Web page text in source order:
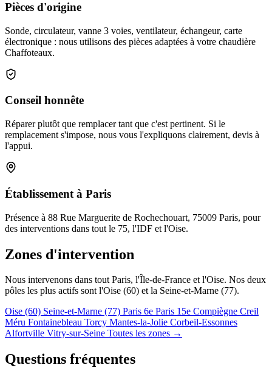
Pièces d'origine
Sonde, circulateur, vanne 3 voies, ventilateur, échangeur, carte
électronique : nous utilisons des pièces adaptées à votre chaudière
Chaffoteaux.
Conseil honnête
Réparer plutôt que remplacer tant que c'est pertinent. Si le
remplacement s'impose, nous vous l'expliquons clairement, devis à
l'appui.
Établissement à Paris
Présence à 88 Rue Marguerite de Rochechouart, 75009 Paris, pour
des interventions dans tout le 75, l'IDF et l'Oise.
Zones d'intervention
Nous intervenons dans tout Paris, l'Île-de-France et l'Oise. Nos deux
pôles les plus actifs sont l'Oise (60) et la Seine-et-Marne (77).
Oise (60) Seine-et-Marne (77) Paris 6e Paris 15e Compiègne Creil
Méru Fontainebleau Torcy Mantes-la-Jolie Corbeil-Essonnes
Alfortville Vitry-sur-Seine Toutes les zones →
Questions fréquentes